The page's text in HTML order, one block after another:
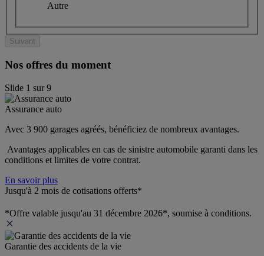
Autre
Suivant
Nos offres du moment
Slide 1 sur9
Assurance auto
Avec 3 900 garages agréés, bénéficiez de nombreux avantages.
Avantages applicables en cas de sinistre automobile garanti dans les
conditions et limites de votre contrat.
En savoir plus
Jusqu'à 2 mois de cotisations offerts*
*Offre valable jusqu'au 31 décembre 2026*, soumise à conditions.
Garantie des accidents de la vie